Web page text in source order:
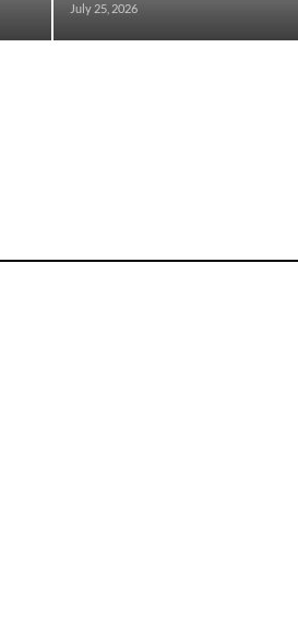
July 25, 2026